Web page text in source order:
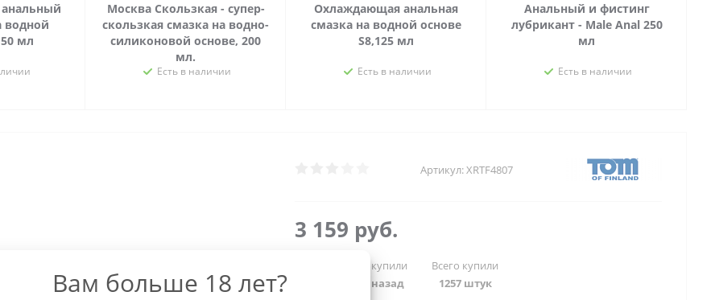
водной
мл
Москва Скользкая - супер-
скользкая смазка на водно-
силиконовой основе, 200
мл.
Есть в наличии
Охлаждающая анальная
смазка на водной основе
S8,125 мл
Есть в наличии
Анальный и фистинг
лубрикант - Male Anal 250
мл
Есть в наличии
Артикул:XRTF4807
3 159 руб.
Последний раз купили
Более 7 дней назад
Всего купили
1257 штук
Вам больше 18 лет?